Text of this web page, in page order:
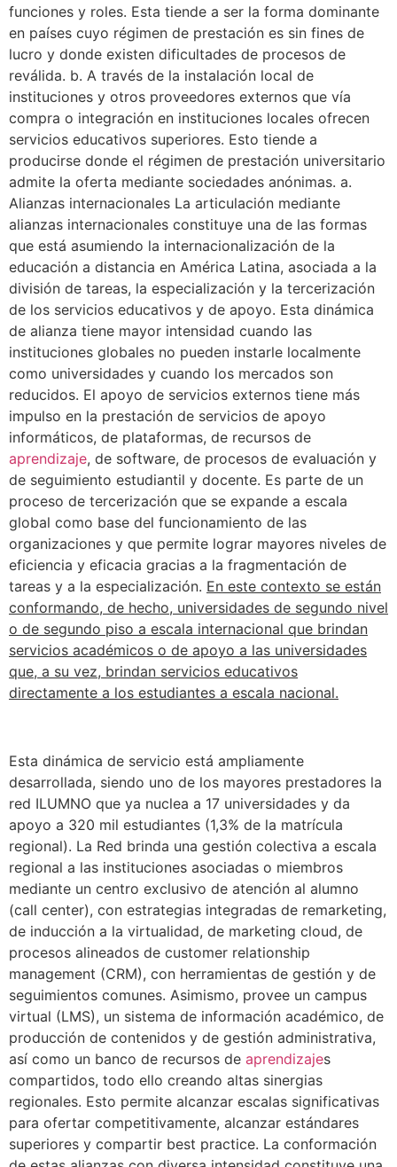
funciones y roles. Esta tiende a ser la forma dominante
en países cuyo régimen de prestación es sin fines de
lucro y donde existen dificultades de procesos de
reválida. b. A través de la instalación local de
instituciones y otros proveedores externos que vía
compra o integración en instituciones locales ofrecen
servicios educativos superiores. Esto tiende a
producirse donde el régimen de prestación universitario
admite la oferta mediante sociedades anónimas. a.
Alianzas internacionales La articulación mediante
alianzas internacionales constituye una de las formas
que está asumiendo la internacionalización de la
educación a distancia en América Latina, asociada a la
división de tareas, la especialización y la tercerización
de los servicios educativos y de apoyo. Esta dinámica
de alianza tiene mayor intensidad cuando las
instituciones globales no pueden instarle localmente
como universidades y cuando los mercados son
reducidos. El apoyo de servicios externos tiene más
impulso en la prestación de servicios de apoyo
informáticos, de plataformas, de recursos de
aprendizaje, de software, de procesos de evaluación y
de seguimiento estudiantil y docente. Es parte de un
proceso de tercerización que se expande a escala
global como base del funcionamiento de las
organizaciones y que permite lograr mayores niveles de
eficiencia y eficacia gracias a la fragmentación de
tareas y a la especialización. En este contexto se están
conformando, de hecho, universidades de segundo nivel
o de segundo piso a escala internacional que brindan
servicios académicos o de apoyo a las universidades
que, a su vez, brindan servicios educativos
directamente a los estudiantes a escala nacional.
Esta dinámica de servicio está ampliamente
desarrollada, siendo uno de los mayores prestadores la
red ILUMNO que ya nuclea a 17 universidades y da
apoyo a 320 mil estudiantes (1,3% de la matrícula
regional). La Red brinda una gestión colectiva a escala
regional a las instituciones asociadas o miembros
mediante un centro exclusivo de atención al alumno
(call center), con estrategias integradas de remarketing,
de inducción a la virtualidad, de marketing cloud, de
procesos alineados de customer relationship
management (CRM), con herramientas de gestión y de
seguimientos comunes. Asimismo, provee un campus
virtual (LMS), un sistema de información académico, de
producción de contenidos y de gestión administrativa,
así como un banco de recursos de aprendizajes
compartidos, todo ello creando altas sinergias
regionales. Esto permite alcanzar escalas significativas
para ofertar competitivamente, alcanzar estándares
superiores y compartir best practice. La conformación